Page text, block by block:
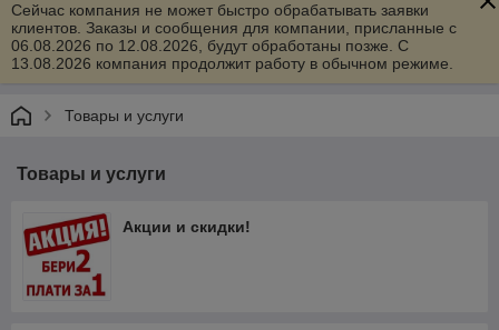
Сейчас компания не может быстро обрабатывать заявки
клиентов. Заказы и сообщения для компании, присланные с
06.08.2026 по 12.08.2026, будут обработаны позже. С
13.08.2026 компания продолжит работу в обычном режиме.
Товары и услуги
Товары и услуги
Акции и скидки!